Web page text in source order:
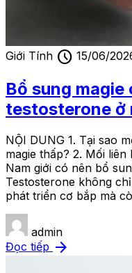
Giới Tính schedule 15/06/
Bổ sung
testosterone ở
NỘI DUNG 1. Tại sao
magie thấp? 2. Mối liên
Nam giới có nên bổ
Testosterone không
phát triển cơ bắp mà
admin
Đọc tiếp arrow_forward